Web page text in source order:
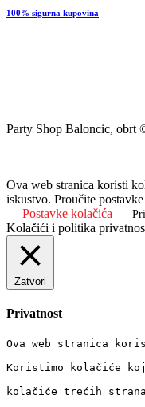
100% sigurna kupovina
Party Shop Baloncic, obrt
Ova web stranica koristi
iskustvo. Proučite
Postavke kolačića
Kolačići i politika
Zatvori
Privatnost
Ova web stranica
Koristimo kolačiće
kolačiće trećih